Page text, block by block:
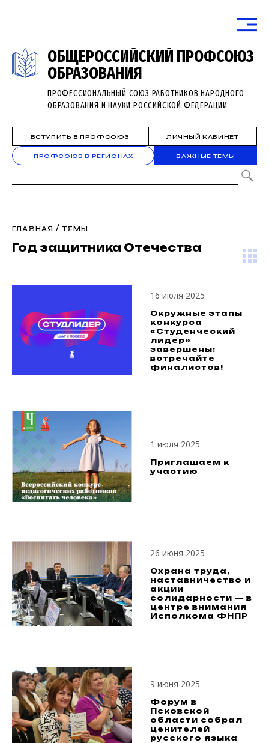
ОБЩЕРОССИЙСКИЙ ПРОФСОЮЗ
ОБРАЗОВАНИЯ
ПРОФЕССИОНАЛЬНЫЙ СОЮЗ РАБОТНИКОВ НАРОДНОГО
ОБРАЗОВАНИЯ И НАУКИ РОССИЙСКОЙ ФЕДЕРАЦИИ
ВСТУПИТЬ В ПРОФСОЮЗ ЛИЧНЫЙ КАБИНЕТ
ПРОФСОЮЗ В РЕГИОНАХ ВАЖНЫЕ ТЕМЫ
ГЛАВНАЯ /ТЕМЫ
Год защитника Отечества
16 июля 2025
Окружные этапы
конкурса
«Студенческий
лидер»
завершены:
встречайте
финалистов!
1 июля 2025
Приглашаем к
участию
26 июня 2025
Охрана труда,
наставничество и
акции
солидарности — в
центре внимания
Исполкома ФНПР
9 июня 2025
Форум в
Псковской
области собрал
ценителей
русского языка